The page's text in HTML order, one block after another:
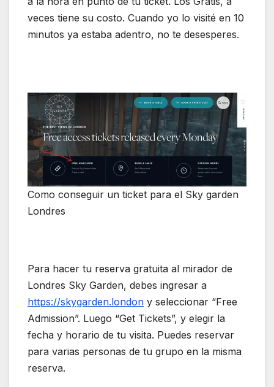
veces tiene su costo. Cuando yo lo visité en 10
minutos ya estaba adentro, no te desesperes.
Como conseguir un ticket para el Sky garden
Londres
Para hacer tu reserva gratuita al mirador de
Londres Sky Garden, debes ingresar a
https://skygarden.london y seleccionar “Free
Admission”. Luego “Get Tickets”, y elegir la
fecha y horario de tu visita. Puedes reservar
para varias personas de tu grupo en la misma
reserva.